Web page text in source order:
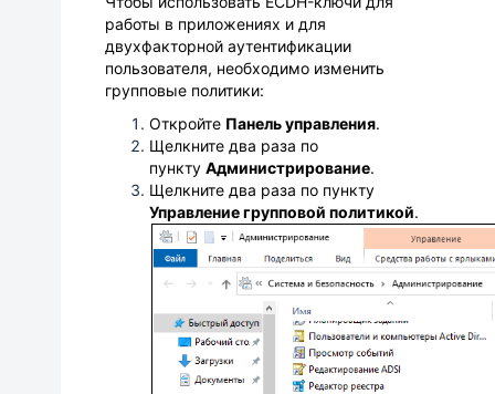
работы в приложениях и для
двухфакторной аутентификации
пользователя, необходимо изменить
групповые политики:
Откройте Панель управления.
Щелкните два раза по
пункту Администрирование.
Щелкните два раза по пункту
Управление групповой политикой.